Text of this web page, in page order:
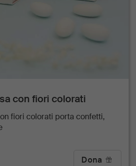
con fiori colorati
fiori colorati porta confetti,
Dona